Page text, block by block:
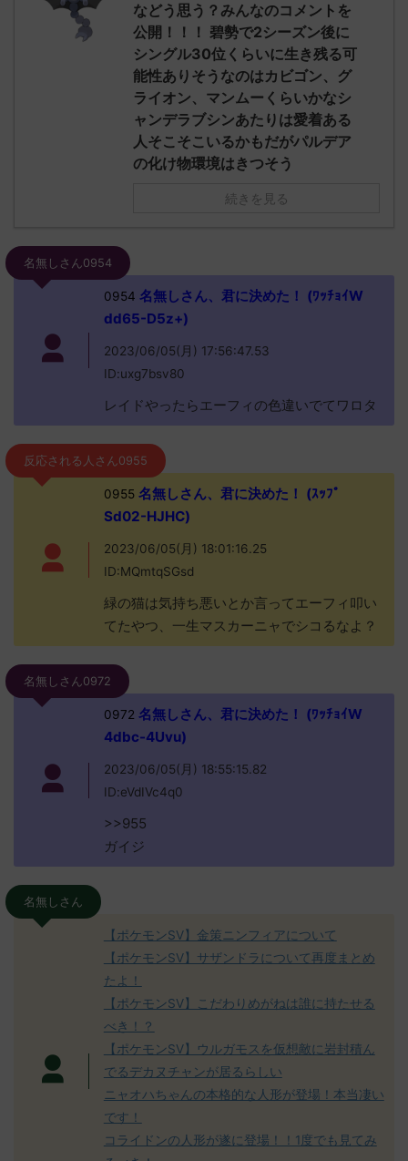
などう思う？みんなのコメントを
公開！！！ 碧勢で2シーズン後に
シングル30位くらいに生き残る可
能性ありそうなのはカビゴン、グ
ライオン、マンムーくらいかなシ
ャンデラブシンあたりは愛着ある
人そこそこいるかもだがパルデア
の化け物環境はきつそう
続きを見る
名無しさん0954
0954 名無しさん、君に決めた！ (ﾜｯﾁｮｲW
dd65-D5z+)
2023/06/05(月) 17:56:47.53
ID:uxg7bsv80
レイドやったらエーフィの色違いでてワロタ
反応される人さん0955
0955名無しさん、君に決めた！ (ｽｯﾌﾟ
Sd02-HJHC)
2023/06/05(月) 18:01:16.25
ID:MQmtqSGsd
緑の猫は気持ち悪いとか言ってエーフィ叩い
てたやつ、一生マスカーニャでシコるなよ？
名無しさん0972
0972 名無しさん、君に決めた！ (ﾜｯﾁｮｲW
4dbc-4Uvu)
2023/06/05(月) 18:55:15.82
ID:eVdIVc4q0
>>955
ガイジ
名無しさん
【ポケモンSV】金策ニンフィアについて
【ポケモンSV】サザンドラについて再度まとめ
たよ！
【ポケモンSV】こだわりめがねは誰に持たせる
べき！？
【ポケモンSV】ウルガモスを仮想敵に岩封積ん
でるデカヌチャンが居るらしい
ニャオハちゃんの本格的な人形が登場！本当凄い
です！
コライドンの人形が遂に登場！！1度でも見てみ